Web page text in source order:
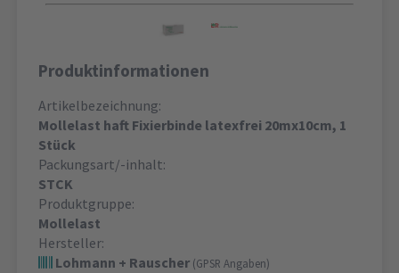
Produktinformationen
Artikelbezeichnung:
Mollelast haft Fixierbinde latexfrei 20mx10cm, 1
Stück
Packungsart/-inhalt:
STCK
Produktgruppe:
Mollelast
Hersteller:
Lohmann + Rauscher (GPSR Angaben)